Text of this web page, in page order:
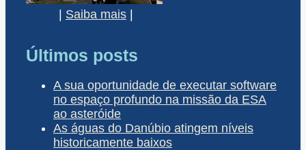
| Saiba mais |
Últimos posts
A sua oportunidade de executar software
no espaço profundo na missão da ESA
ao asteróide
As águas do Danúbio atingem níveis
historicamente baixos